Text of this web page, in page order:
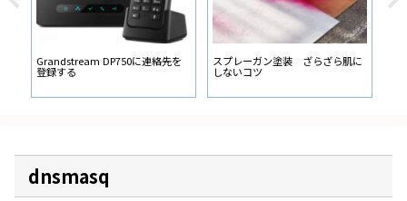
Grandstream DP750に連絡先を
登録する
スプレーガン塗装 ざらざら肌に
しないコツ
ム
dnsmasq